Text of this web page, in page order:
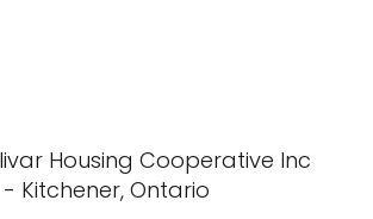
Housing Cooperative Inc
- Kitchener, Ontario